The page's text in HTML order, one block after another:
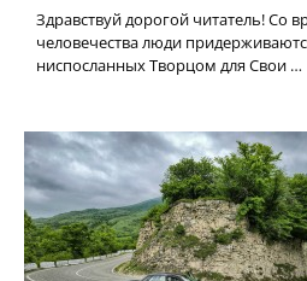
Здравствуй дорогой читатель! Со
человечества люди
ниспосланных Творцом для Свои …